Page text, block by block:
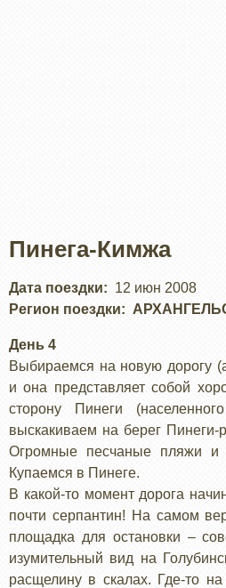
Пинега-Кимжа
Дата поездки
12 июн 2008
Регион поездки
День 4
Выбираемся на новую дорогу
и она представляет собой
сторону Пинеги
выскакиваем на берег
Огромные песчаные пляжи
Купаемся в Пинеге.
В какой-то момент дорога
почти серпантин! На самом
площадка для остановки –
изумительный вид на
расщелину в скалах. Где-то